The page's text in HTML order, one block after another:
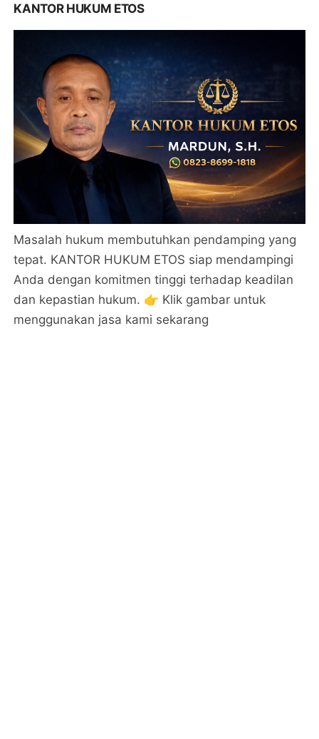
KANTOR HUKUM ETOS
Masalah hukum membutuhkan pendamping yang
tepat. KANTOR HUKUM ETOS siap mendampingi
Anda dengan komitmen tinggi terhadap keadilan
dan kepastian hukum. 👉 Klik gambar untuk
menggunakan jasa kami sekarang